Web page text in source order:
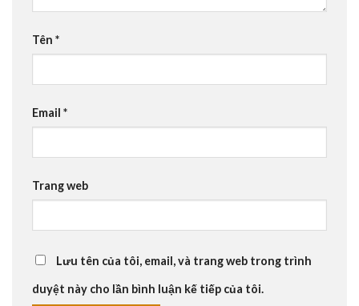
Tên *
Email *
Trang web
Lưu tên của tôi, email, và trang web trong trình
duyệt này cho lần bình luận kế tiếp của tôi.